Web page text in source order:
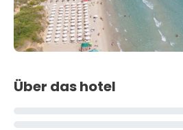
Über das hotel